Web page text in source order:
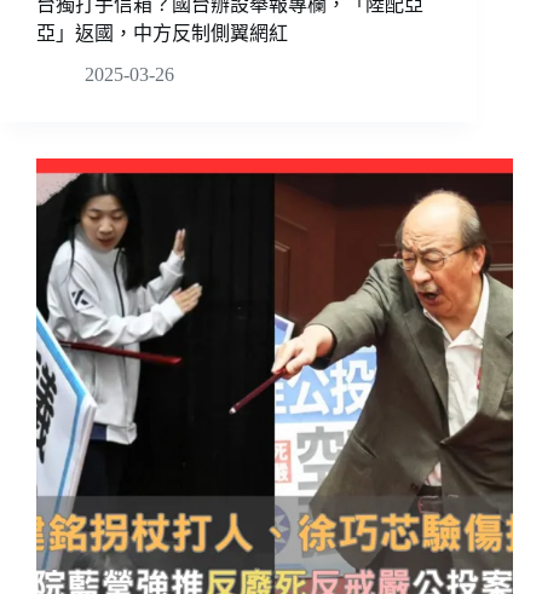
台獨打手信箱？國台辦設舉報專欄，「陸配亞
亞」返國，中方反制側翼網紅
2025-03-26